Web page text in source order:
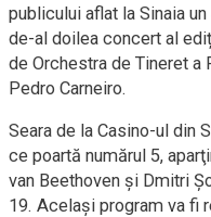
publicului aflat la Sinaia
de-al doilea concert al
de Orchestra de Tineret a
Pedro Carneiro.
Seara de la Casino-ul din
ce poartă numărul 5,
van Beethoven și Dmitri
19. Același program va fi